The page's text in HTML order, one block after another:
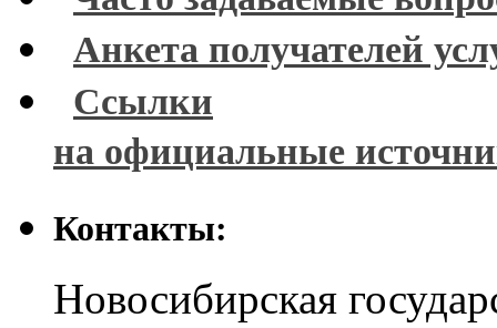
Анкета получателей
Ссылки
на официальные
Контакты:
Новосибирская